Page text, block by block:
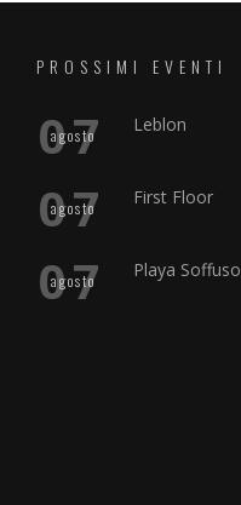
PROSSIMI EVENTI
07
agosto Leblon
07
agosto First Floor
07
agosto Playa Soffuso